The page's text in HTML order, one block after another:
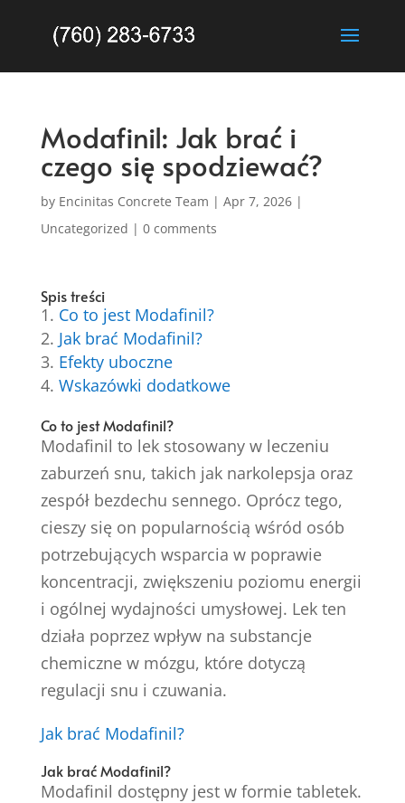
Modafinil: Jak brać i
czego się spodziewać?
by Encinitas Concrete Team | Apr 7, 2026|
Uncategorized | 0 comments
Spis treści
Co to jest Modafinil?
Jak brać Modafinil?
Efekty uboczne
Wskazówki dodatkowe
Co to jest Modafinil?
Modafinil to lek stosowany w leczeniu
zaburzeń snu, takich jak narkolepsja oraz
zespół bezdechu sennego. Oprócz tego,
cieszy się on popularnością wśród osób
potrzebujących wsparcia w poprawie
koncentracji, zwiększeniu poziomu energii
i ogólnej wydajności umysłowej. Lek ten
działa poprzez wpływ na substancje
chemiczne w mózgu, które dotyczą
regulacji snu i czuwania.
Jak brać Modafinil?
Jak brać Modafinil?
Modafinil dostępny jest w formie tabletek.